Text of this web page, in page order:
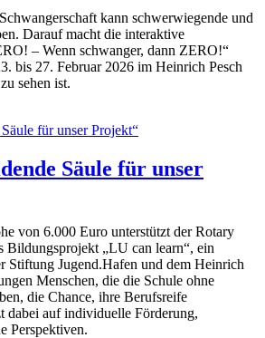
kann schwerwiegende und
Darauf macht die interaktive
– Wenn schwanger, dann ZERO!“
bis 27. Februar 2026 im Heinrich Pesch
sehen ist.
Säule für unser
von 6.000 Euro unterstützt der Rotary
Bildungsprojekt „LU can learn“, ein
Stiftung Jugend.Hafen und dem Heinrich
Menschen, die die Schule ohne
die Chance, ihre Berufsreife
dabei auf individuelle Förderung,
Perspektiven.